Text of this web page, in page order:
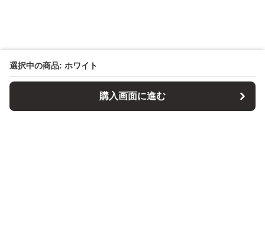
選択中の商品: ホワイト
購入画面に進む